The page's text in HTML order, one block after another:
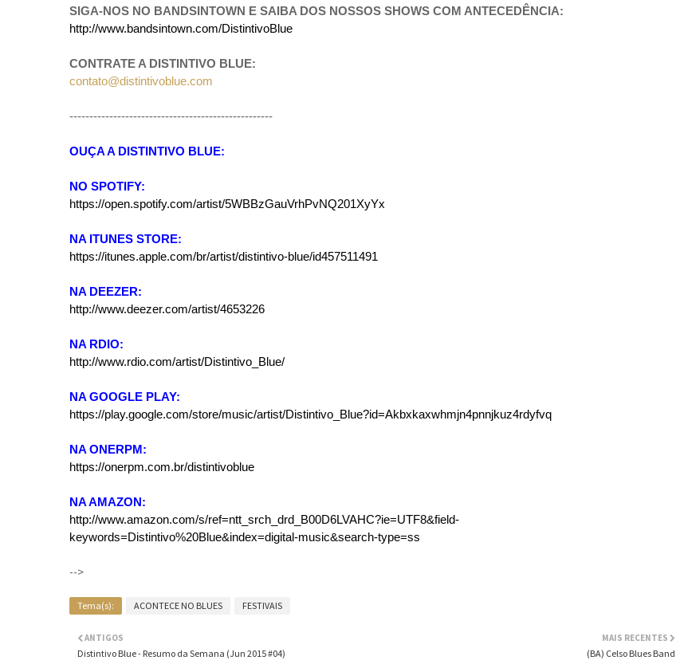
SIGA-NOS NO BANDSINTOWN E SAIBA DOS NOSSOS SHOWS COM ANTECEDÊNCIA:
http://www.bandsintown.com/DistintivoBlue
CONTRATE A DISTINTIVO BLUE:
contato@distintivoblue.com
---------------------------------------------------
OUÇA A DISTINTIVO BLUE:
NO SPOTIFY:
https://open.spotify.com/artist/5WBBzGauVrhPvNQ201XyYx
NA ITUNES STORE:
https://itunes.apple.com/br/artist/distintivo-blue/id457511491
NA DEEZER:
http://www.deezer.com/artist/4653226
NA RDIO:
http://www.rdio.com/artist/Distintivo_Blue/
NA GOOGLE PLAY:
https://play.google.com/store/music/artist/Distintivo_Blue?id=Akbxkaxwhmjn4pnnjkuz4rdyfvq
NA ONERPM:
https://onerpm.com.br/distintivoblue
NA AMAZON:
http://www.amazon.com/s/ref=ntt_srch_drd_B00D6LVAHC?ie=UTF8&field-
keywords=Distintivo%20Blue&index=digital-music&search-type=ss
-->
Tema(s): ACONTECE NO BLUES FESTIVAIS
MAIS RECENTES
(BA) Celso Blues Band
ANTIGOS
Distintivo Blue - Resumo da Semana (Jun 2015 #04)